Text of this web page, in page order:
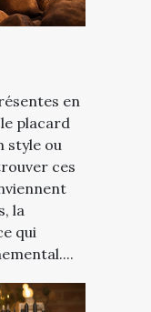
en
placard
style ou
ces
la
qui